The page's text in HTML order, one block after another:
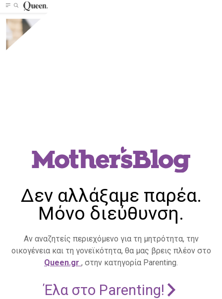
Δεν αλλάξαμε παρέα.
Μόνο διεύθυνση.
Αν αναζητείς περιεχόμενο για τη μητρότητα, την
οικογένεια και τη γονεϊκότητα, θα μας βρεις πλέον στο
Queen.gr , στην κατηγορία Parenting.
Έλα στο Parenting!